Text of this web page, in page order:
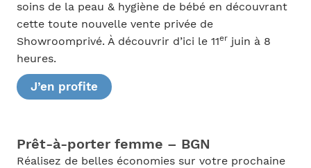
soins de la peau & hygiène de bébé en découvrant
cette toute nouvelle vente privée de
Showroomprivé. À découvrir d’ici le 11erjuin à 8
heures.
J’en profite
Prêt-à-porter femme – BGN
Réalisez de belles économies sur votre prochaine